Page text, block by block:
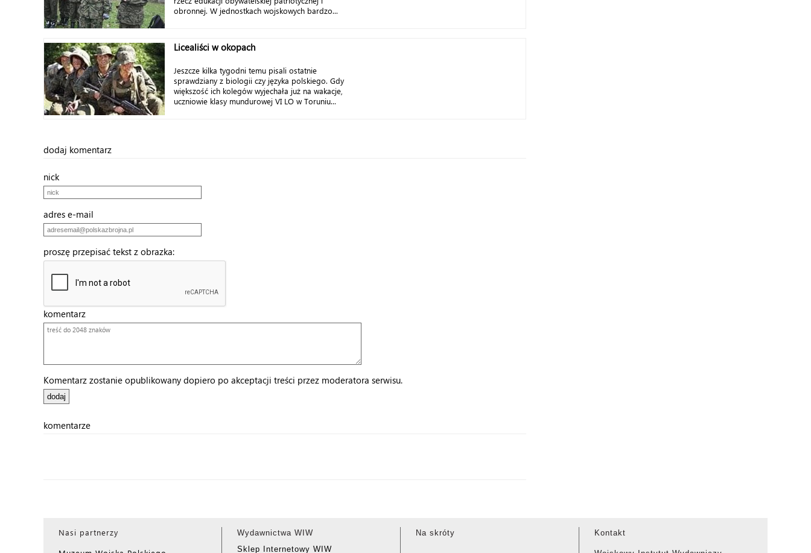
obronnej. W jednostkach wojskowych bardzo...
Licealiści w okopach
Jeszcze kilka tygodni temu pisali ostatnie
sprawdziany z biologii czy języka polskiego. Gdy
większość ich kolegów wyjechała już na wakacje,
uczniowie klasy mundurowej VI LO w Toruniu...
dodaj komentarz
nick
adres e-mail
proszę przepisać tekst z obrazka:
komentarz
Komentarz zostanie opublikowany dopiero po akceptacji treści przez moderatora serwisu.
komentarze
Nasi partnerzy
Wydawnictwa WIW
Sklep Internetowy WIW
Na skróty Kontakt